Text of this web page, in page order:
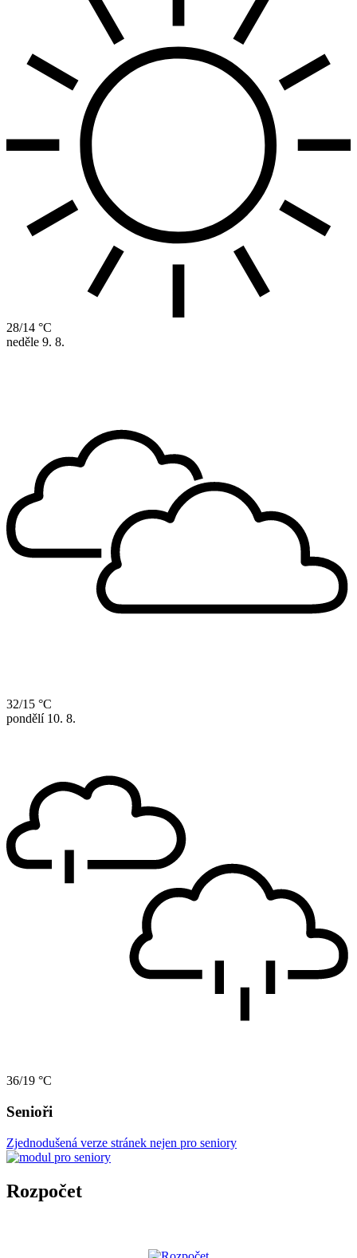
28/14 °C
neděle 9. 8.
32/15 °C
pondělí 10. 8.
36/19 °C
Senioři
Zjednodušená verze stránek nejen pro seniory
Rozpočet